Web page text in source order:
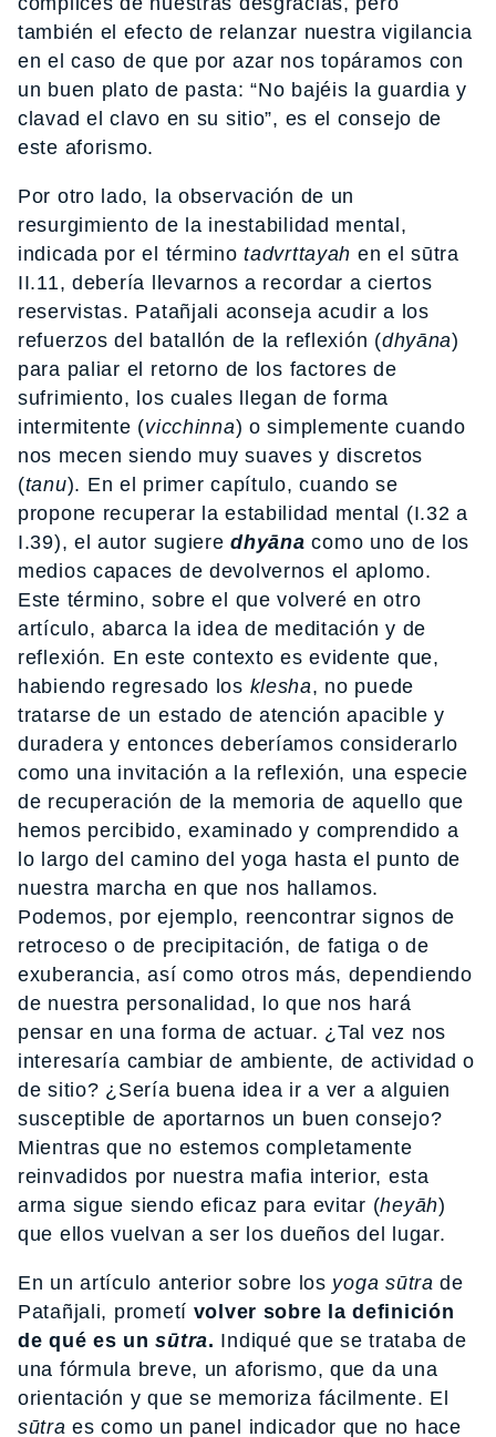
también el efecto de relanzar nuestra vigilancia
en el caso de que por azar nos topáramos con
un buen plato de pasta: “No bajéis la guardia y
clavad el clavo en su sitio”, es el consejo de
este aforismo.
Por otro lado, la observación de un
resurgimiento de la inestabilidad mental,
indicada por el términotadvrttayah en el sūtra
II.11, debería llevarnos a recordar a ciertos
reservistas. Patañjali aconseja acudir a los
refuerzos del batallón de la reflexión (dhyāna)
para paliar el retorno de los factores de
sufrimiento, los cuales llegan de forma
intermitente (vicchinna) o simplemente cuando
nos mecen siendo muy suaves y discretos
(tanu). En el primer capítulo, cuando se
propone recuperar la estabilidad mental (I.32 a
I.39), el autor sugiere dhyāna como uno de los
medios capaces de devolvernos el aplomo.
Este término, sobre el que volveré en otro
artículo, abarca la idea de meditación y de
reflexión. En este contexto es evidente que,
habiendo regresado los klesha, no puede
tratarse de un estado de atención apacible y
duradera y entonces deberíamos considerarlo
como una invitación a la reflexión, una especie
de recuperación de la memoria de aquello que
hemos percibido, examinado y comprendido a
lo largo del camino del yoga hasta el punto de
nuestra marcha en que nos hallamos.
Podemos, por ejemplo, reencontrar signos de
retroceso o de precipitación, de fatiga o de
exuberancia, así como otros más, dependiendo
de nuestra personalidad, lo que nos hará
pensar en una forma de actuar. ¿Tal vez nos
interesaría cambiar de ambiente, de actividad o
de sitio? ¿Sería buena idea ir a ver a alguien
susceptible de aportarnos un buen consejo?
Mientras que no estemos completamente
reinvadidos por nuestra mafia interior, esta
arma sigue siendo eficaz para evitar (heyāh)
que ellos vuelvan a ser los dueños del lugar.
En un artículo anterior sobre los yoga sūtra de
Patañjali, prometí volver sobre la definición
de qué es unsūtra. Indiqué que se trataba de
una fórmula breve, un aforismo, que da una
orientación y que se memoriza fácilmente. El
sūtra es como un panel indicador que no hace